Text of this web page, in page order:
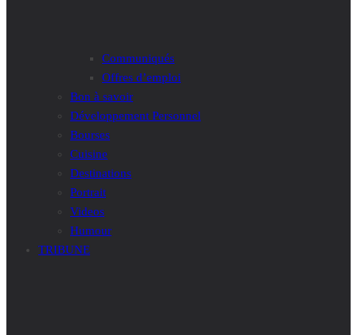
Communiqués
Offres d’emploi
Bon à savoir
Développement Personnel
Bourses
Cuisine
Destinations
Portrait
Videos
Humour
TRIBUNE